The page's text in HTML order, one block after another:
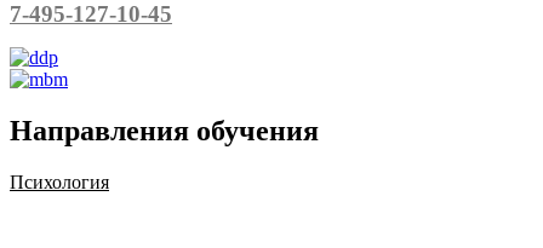
7-495-127-10-45
Направления обучения
Психология